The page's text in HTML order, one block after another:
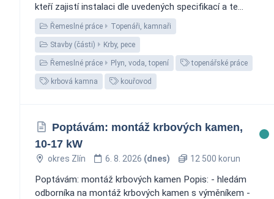
kteří zajistí instalaci dle uvedených specifikací a te...
Řemeslné práce Topenáři, kamnaři
Stavby (části) Krby, pece
Řemeslné práce Plyn, voda, topení topenářské práce
krbová kamna kouřovod
Poptávám: montáž krbových kamen,
10-17 kW
okres Zlín 6. 8. 2026 (dnes) 12 500 korun
Poptávám: montáž krbových kamen Popis: - hledám
odborníka na montáž krbových kamen s výměníkem -